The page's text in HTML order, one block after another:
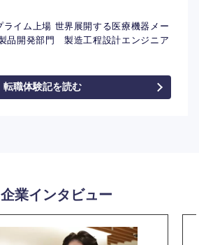
ライム上場 世界展開する医療機器メー
品開発部門 製造工程設計エンジニア
転職体験記を読む
業インタビュー